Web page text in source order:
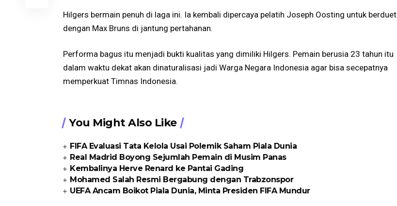
Hilgers bermain penuh di laga ini. Ia kembali dipercaya pelatih Joseph Oosting untuk berduet
dengan Max Bruns di jantung pertahanan.
Performa bagus itu menjadi bukti kualitas yang dimiliki Hilgers. Pemain berusia 23 tahun itu
dalam waktu dekat akan dinaturalisasi jadi Warga Negara Indonesia agar bisa secepatnya
memperkuat Timnas Indonesia.
You Might Also Like
FIFA Evaluasi Tata Kelola Usai Polemik Saham Piala Dunia
Real Madrid Boyong Sejumlah Pemain di Musim Panas
Kembalinya Herve Renard ke Pantai Gading
Mohamed Salah Resmi Bergabung dengan Trabzonspor
UEFA Ancam Boikot Piala Dunia, Minta Presiden FIFA Mundur